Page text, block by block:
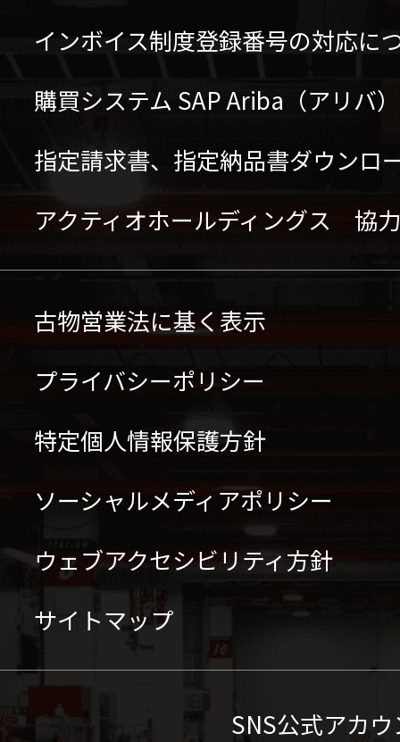
インボイス制度登録番号の対応に
購買システム SAP Ariba（アリバ
指定請求書、指定納品書ダウンロ
アクティオホールディングス 協
古物営業法に基く表示
プライバシーポリシー
特定個人情報保護方針
ソーシャルメディアポリシー
ウェブアクセシビリティ方針
サイトマップ
SNS公式アカ